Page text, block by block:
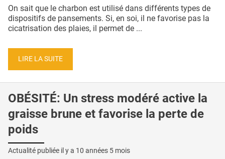
On sait que le charbon est utilisé dans différents types de
dispositifs de pansements. Si, en soi, il ne favorise pas la
cicatrisation des plaies, il permet de ...
LIRE LA SUITE
OBÉSITÉ: Un stress modéré active la
graisse brune et favorise la perte de
poids
Actualité publiée il y a 10 années 5 mois